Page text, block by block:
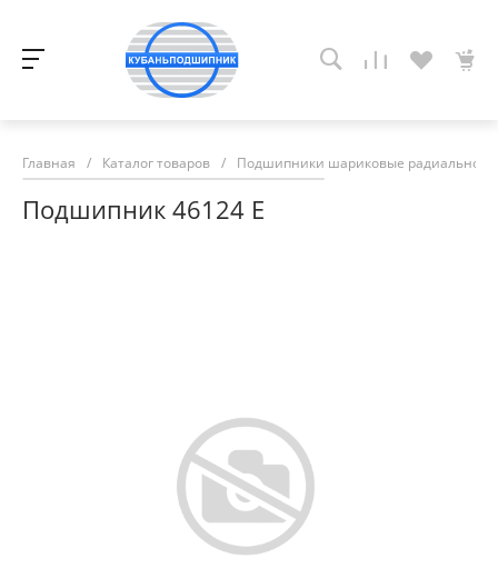
Главная / Каталог товаров / Подшипники шариковые радиально-
Подшипник 46124 Е